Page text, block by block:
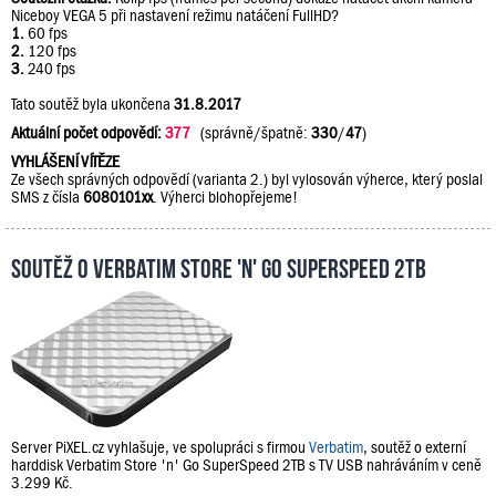
Niceboy VEGA 5 při nastavení režimu natáčení FullHD?
1. 60 fps
2. 120 fps
3. 240 fps
Tato soutěž byla ukončena 31.8.2017
Aktuální počet odpovědí:377 (správně/špatně: 330/47)
VYHLÁŠENÍ VÍTĚZE
Ze všech správných odpovědí (varianta 2.) byl vylosován výherce, který poslal
SMS z čísla 6080101xx. Výherci blohopřejeme!
Soutěž o Verbatim Store 'n' Go SuperSpeed 2TB
Server PiXEL.cz vyhlašuje, ve spolupráci s firmou Verbatim, soutěž o externí
harddisk Verbatim Store 'n' Go SuperSpeed 2TB s TV USB nahráváním v ceně
3.299 Kč.